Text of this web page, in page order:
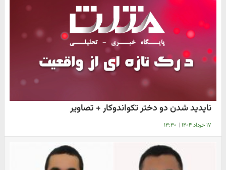
ناپدید شدن دو دختر تکواندوکار + تصاویر
۱۷ خرداد ۱۴۰۴ | ۱۳:۳۰